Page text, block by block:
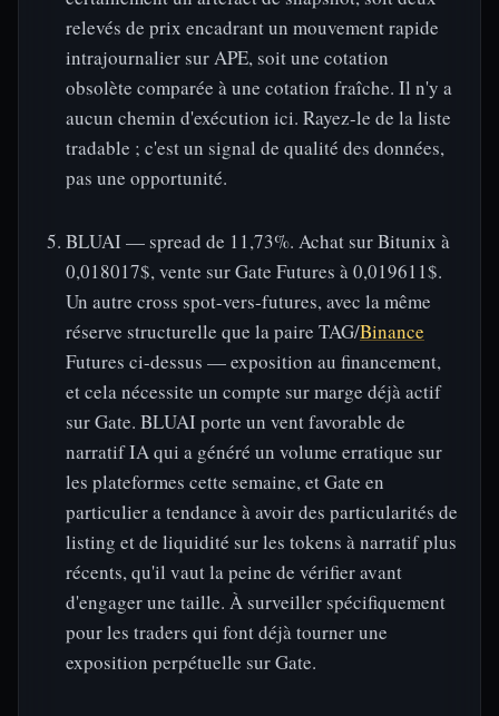
relevés de prix encadrant un mouvement rapide
intrajournalier sur APE, soit une cotation
obsolète comparée à une cotation fraîche. Il n'y a
aucun chemin d'exécution ici. Rayez-le de la liste
tradable ; c'est un signal de qualité des données,
pas une opportunité.
BLUAI — spread de 11,73%. Achat sur Bitunix à
0,018017$, vente sur Gate Futures à 0,019611$.
Un autre cross spot-vers-futures, avec la même
réserve structurelle que la paire TAG/Binance
Futures ci-dessus — exposition au financement,
et cela nécessite un compte sur marge déjà actif
sur Gate. BLUAI porte un vent favorable de
narratif IA qui a généré un volume erratique sur
les plateformes cette semaine, et Gate en
particulier a tendance à avoir des particularités de
listing et de liquidité sur les tokens à narratif plus
récents, qu'il vaut la peine de vérifier avant
d'engager une taille. À surveiller spécifiquement
pour les traders qui font déjà tourner une
exposition perpétuelle sur Gate.